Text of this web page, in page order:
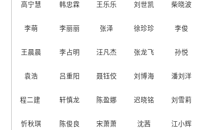
高宁慧 韩忠霖 王乐乐 刘世凯 柴晓波
李萌 李丽丽 张泽 徐珍珍 李俊
王晨晨 李占明 汪凡杰 张龙飞 孙悦
袁浩 吕重阳 聂钰佼 刘博海 潘刘洋
程二建 轩慎龙 陈盈娜 迟晓铭 刘雪莉
忻秋琪 陈俊良 宋萧萧 沈茜 江小辉